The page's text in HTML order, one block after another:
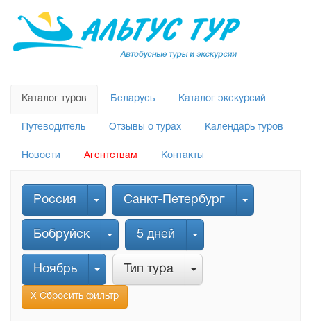
Каталог туров Беларусь Каталог экскурсий
Путеводитель Отзывы о турах Календарь туров
Новости Агентствам Контакты
Россия Санкт-Петербург
Бобруйск 5 дней
Ноябрь Тип тура
Х Сбросить фильтр